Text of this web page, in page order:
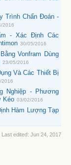
Trình Chẩn Đoán -
2016
- Xác Định Các
30/05/2016
Vonfram Dùng
23/05/2016
Và Các Thiết Bị
2016
Nghiệp - Phương
Kéo 03/02/2016
Hàm Lượng Tạp
Last edited: Jun 24, 2017